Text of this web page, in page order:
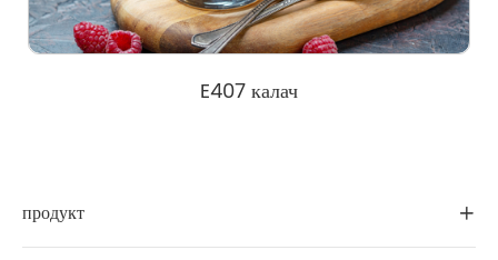
E407 калач
продукт 